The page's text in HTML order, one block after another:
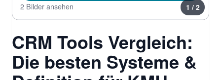
1 / 2
2 Bilder ansehen
CRM Tools Vergleich:
Die besten Systeme &